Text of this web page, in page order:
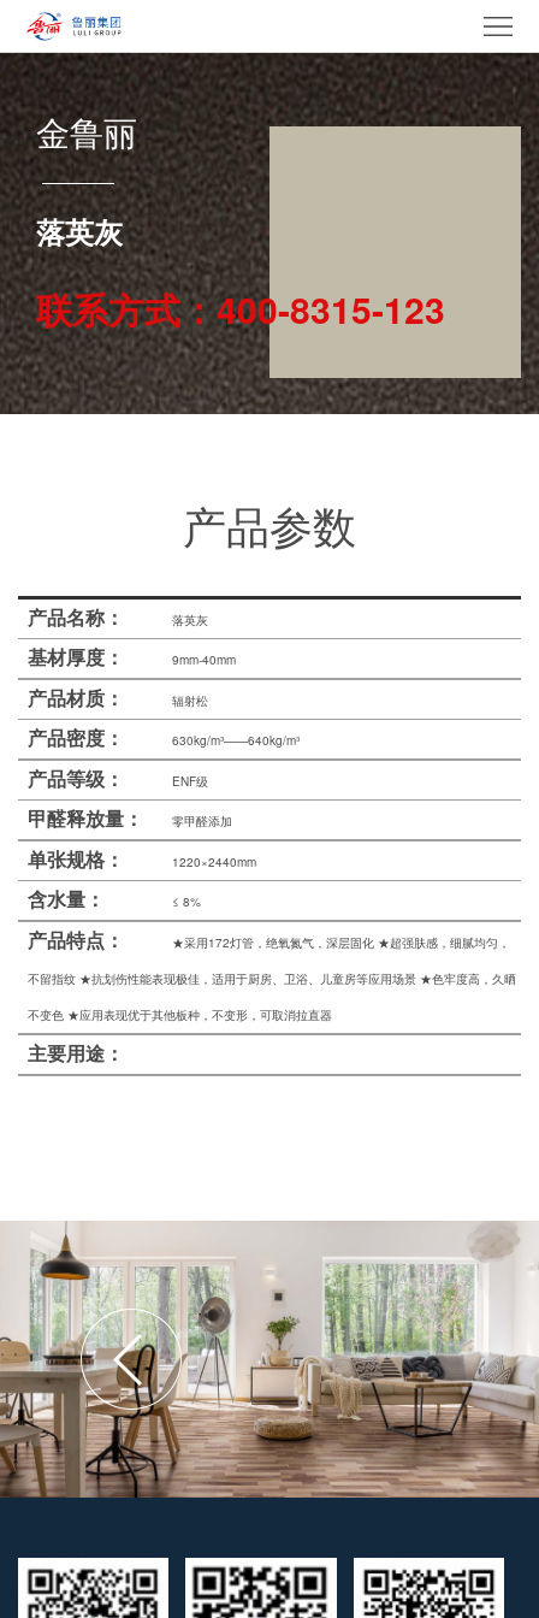
首
页
进
鲁
丽
产
品
中
心
集
团
产
业
新
闻
中
心
党
建
文
电
采
招
们
金鲁丽
落英灰
联系方式：400-8315-123
产品参数
产品名称： 落英灰
基材厚度： 9mm-40mm
产品材质： 辐射松
产品密度： 630kg/m³——640kg/m³
产品等级： ENF级
甲醛释放量： 零甲醛添加
单张规格： 1220×2440mm
含水量： ≤ 8%
产品特点： ★采用172灯管，绝氧氮气，深层固化 ★超强肤感，细腻均匀，
不留指纹 ★抗划伤性能表现极佳，适用于厨房、卫浴、儿童房等应用场景 ★色牢度高，久晒
不变色 ★应用表现优于其他板种，不变形，可取消拉直器
主要用途：